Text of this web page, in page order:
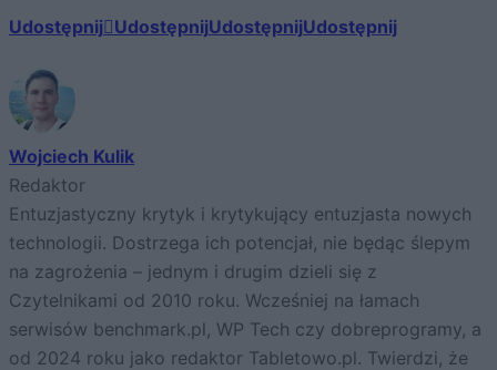
Udostępnij UdostępnijUdostępnijUdostępnij
Wojciech Kulik
Redaktor
Entuzjastyczny krytyk i krytykujący entuzjasta nowych
technologii. Dostrzega ich potencjał, nie będąc ślepym
na zagrożenia – jednym i drugim dzieli się z
Czytelnikami od 2010 roku. Wcześniej na łamach
serwisów benchmark.pl, WP Tech czy dobreprogramy, a
od 2024 roku jako redaktor Tabletowo.pl. Twierdzi, że